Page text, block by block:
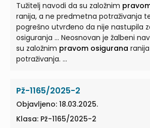
Tužitelj navodi da su založnim
ranija, a ne predmetna potraživanja
pogrešno utvrđeno da nije nastupila
osiguranja ... Neosnovan je žalbeni navod tužitelja kako
su založnim pravom osigurana
potraživanja. ...
Pž-1165/2025-2
Objavljeno: 18.03.2025.
Klasa: Pž-1165/2025-2